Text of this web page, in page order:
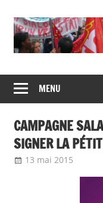
content
de
syndicats
CGT
insertion
probation
MENU
CAMPAGNE
SIGNER LA
13 mai 2015